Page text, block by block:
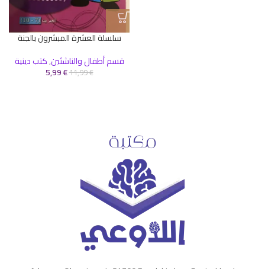
سلسلة العشرة المبشرون بالجنة
قسم أطفال والناشئين,كتب دينية
11,99€
5,99€